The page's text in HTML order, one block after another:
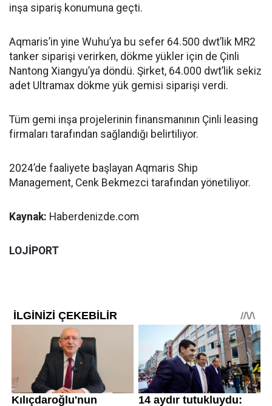
inşa sipariş konumuna geçti.
Aqmaris’in yine Wuhu’ya bu sefer 64.500 dwt’lik MR2
tanker siparişi verirken, dökme yükler için de Çinli
Nantong Xiangyu’ya döndü. Şirket, 64.000 dwt’lik sekiz
adet Ultramax dökme yük gemisi siparişi verdi.
Tüm gemi inşa projelerinin finansmanının Çinli leasing
firmaları tarafından sağlandığı belirtiliyor.
2024’de faaliyete başlayan Aqmaris Ship
Management, Cenk Bekmezci tarafından yönetiliyor.
Kaynak: Haberdenizde.com
LOJİPORT